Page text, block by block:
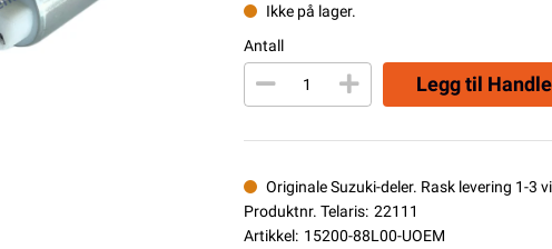
Ikke på lager.
Antall
Legg til
Originale Suzuki-deler. Rask levering 1-3
Produktnr. Telaris: 22111
Artikkel: 15200-88L00-UOEM